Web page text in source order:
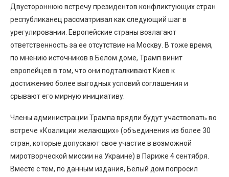
Двустороннюю встречу президентов конфликтующих стран
республиканец рассматривал как следующий шаг в
урегулировании. Европейские страны возлагают
ответственность за ее отсутствие на Москву. В тоже время,
по мнению источников в Белом доме, Трамп винит
европейцев в том, что они подталкивают Киев к
достижению более выгодных условий соглашения и
срывают его мирную инициативу.
Члены администрации Трампа врядли будут участвовать во
встрече «Коалиции желающих» (объединения из более 30
стран, которые допускают свое участие в возможной
миротворческой миссии на Украине) в Париже 4 сентября.
Вместе с тем, по данным издания, Белый дом попросил